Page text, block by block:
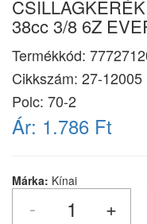
38cc 3/8 6Z
Termékkód:
Cikkszám: 27-12005
Polc: 70-2
Ár: 1.786 Ft
Márka: Kínai